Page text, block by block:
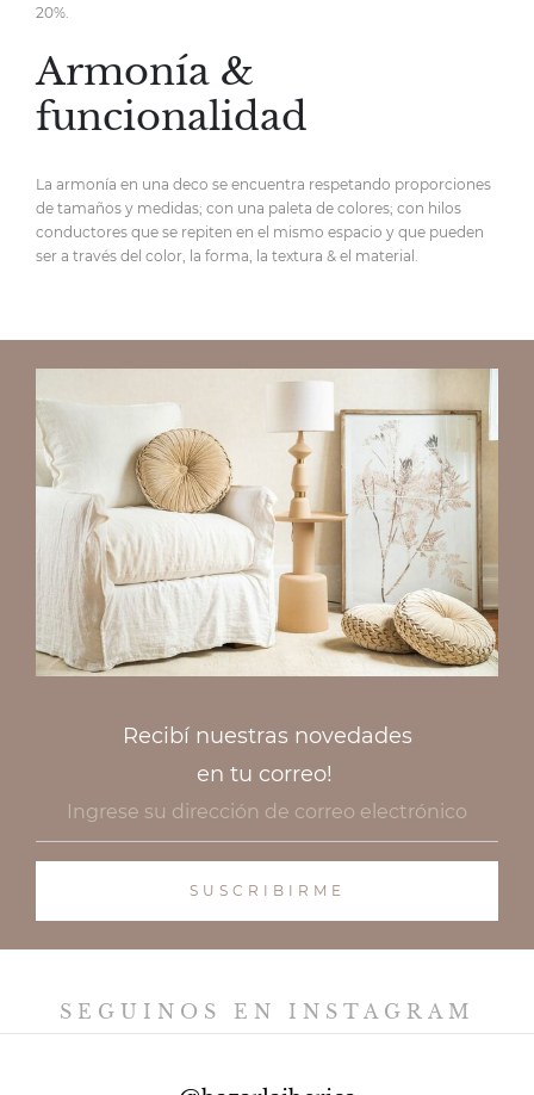
20%.
Armonía &
funcionalidad
La armonía en una deco se encuentra respetando proporciones
de tamaños y medidas; con una paleta de colores; con hilos
conductores que se repiten en el mismo espacio y que pueden
ser a través del color, la forma, la textura & el material.
Recibí nuestras novedades
en tu correo!
SEGUINOS EN INSTAGRAM